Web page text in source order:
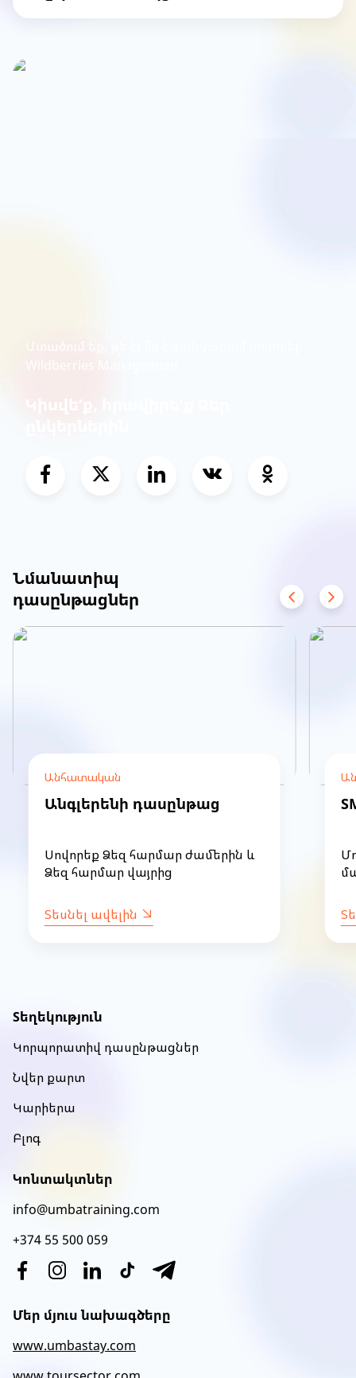
Մտածում եք, թե էլ ո՞վ է ցանկանում սովորել
Նմանատիպ
դասընթացներ
Անհատական
Անգլերենի դասընթաց
Սովորեք Ձեզ հարմար ժամերին և
Ձեզ հարմար վայրից
Տեսնել ավելին
Տեղեկություն
Կորպորատիվ դասընթացներ
Նվեր քարտ
Կարիերա
Բլոգ
Կոնտակտներ
info@umbatraining.com
+374 55 500 059
Մեր մյուս նախագծերը
www.umbastay.com